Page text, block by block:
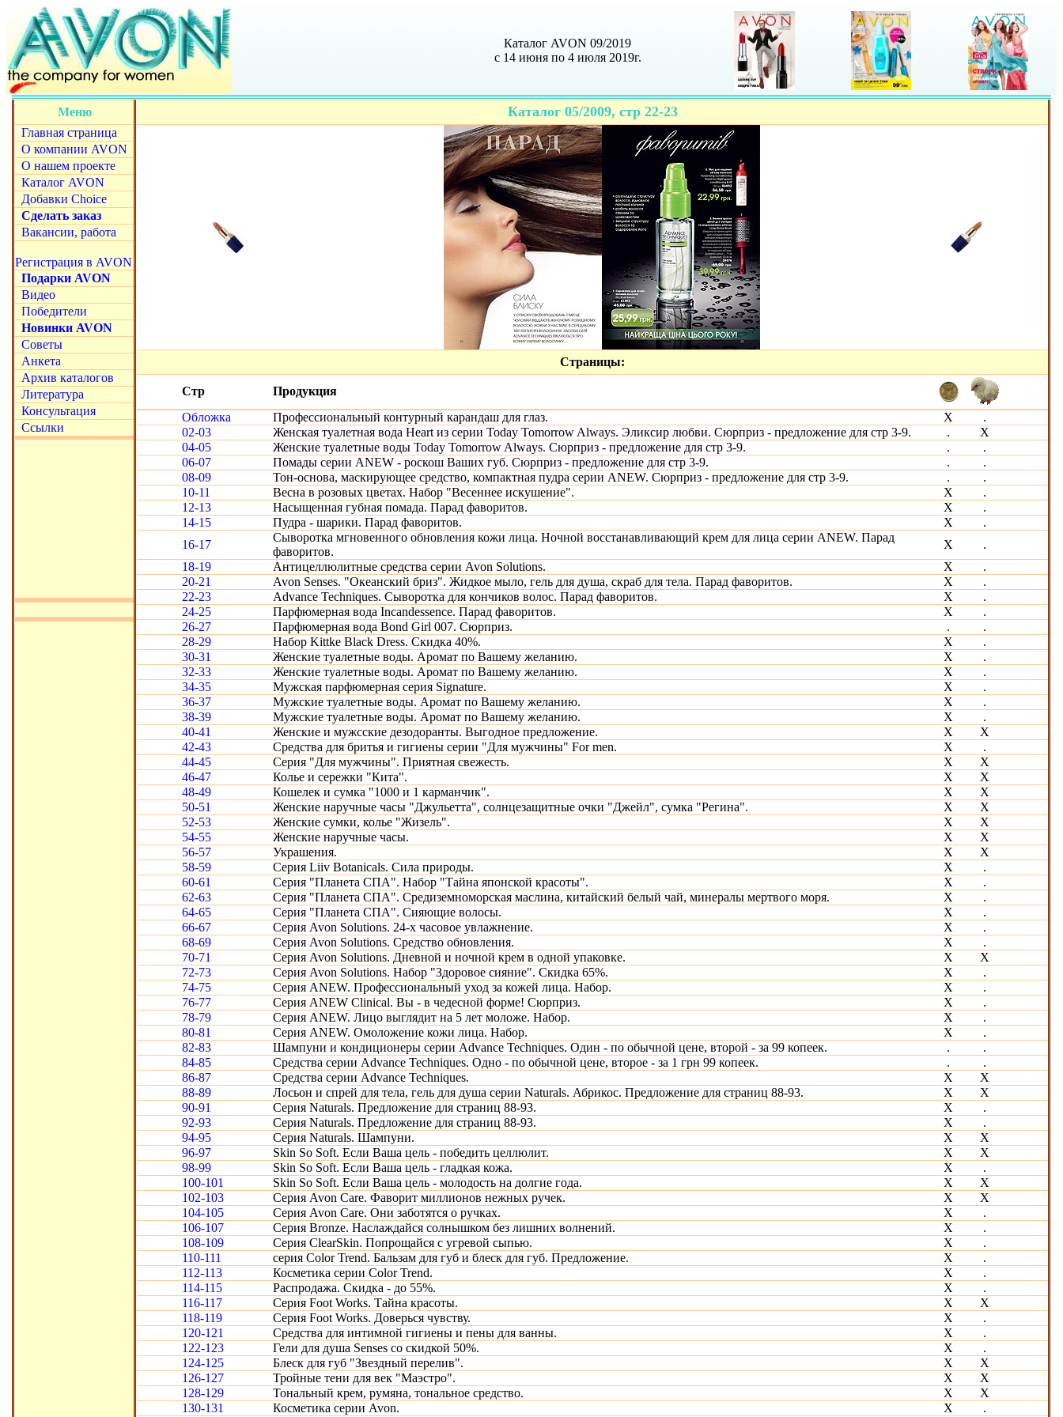
Каталог AVON 09/2019
с 14 июня по 4 июля 2019г.
Меню
Главная страница
О компании AVON
О нашем проекте
Каталог AVON
Добавки Choice
Сделать заказ
Вакансии, работа
Регистрация в AVON
Подарки AVON
Видео
Победители
Новинки AVON
Советы
Анкета
Архив каталогов
Литература
Консультация
Ссылки
Каталог 05/2009, стр 22-23
Страницы:
Стр
Продукция
Обложка
Профессиональный контурный карандаш для глаз. Х
.
02-03
Женская туалетная вода Heart из серии Today Tomorrow Always. Эликсир любви. Сюрприз - предложение для стр 3-9. .
Х
04-05
Женские туалетные воды Today Tomorrow Always. Сюрприз - предложение для стр 3-9. .
.
06-07
Помады серии ANEW - роскош Ваших губ. Сюрприз - предложение для стр 3-9. .
.
08-09
Тон-основа, маскирующее средство, компактная пудра серии ANEW. Сюрприз - предложение для стр 3-9. .
.
10-11
Весна в розовых цветах. Набор "Весеннее искушение". Х
.
12-13
Насыщенная губная помада. Парад фаворитов. Х
.
14-15
Пудра - шарики. Парад фаворитов. Х
.
16-17
Сыворотка мгновенного обновления кожи лица. Ночной восстанавливающий крем для лица серии ANEW. Парад
фаворитов.
Х
.
18-19
Антицеллюлитные средства серии Avon Solutions. Х
.
20-21
Avon Senses. "Океанский бриз". Жидкое мыло, гель для душа, скраб для тела. Парад фаворитов. Х
.
22-23
Advance Techniques. Сыворотка для кончиков волос. Парад фаворитов. Х
.
24-25
Парфюмерная вода Incandessence. Парад фаворитов. Х
.
26-27
Парфюмерная вода Bond Girl 007. Сюрприз. .
.
28-29
Набор Kittke Black Dress. Скидка 40%. X
.
30-31
Женские туалетные воды. Аромат по Вашему желанию. X
.
32-33
Женские туалетные воды. Аромат по Вашему желанию. X
.
34-35
Мужская парфюмерная серия Signature. Х
.
36-37
Мужские туалетные воды. Аромат по Вашему желанию. Х
.
38-39
Мужские туалетные воды. Аромат по Вашему желанию. X
.
40-41
Женские и мужсские дезодоранты. Выгодное предложение. Х
Х
42-43
Средства для бритья и гигиены серии "Для мужчины" For men. Х
.
44-45
Серия "Для мужчины". Приятная свежесть. Х
Х
46-47
Колье и сережки "Кита". X
Х
48-49
Кошелек и сумка "1000 и 1 карманчик". Х
Х
50-51
Женские наручные часы "Джульетта", солнцезащитные очки "Джейл", сумка "Регина". Х
Х
52-53
Женские сумки, колье "Жизель". Х
Х
54-55
Женские наручные часы. Х
Х
56-57
Украшения. Х
Х
58-59
Серия Liiv Botanicals. Сила природы. Х
.
60-61
Серия "Планета СПА". Набор "Тайна японской красоты". Х
.
62-63
Серия "Планета СПА". Средиземноморская маслина, китайский белый чай, минералы мертвого моря. Х
.
64-65
Серия "Планета СПА". Сияющие волосы. Х
.
66-67
Серия Avon Solutions. 24-х часовое увлажнение. Х
.
68-69
Серия Avon Solutions. Средство обновления. Х
.
70-71
Серия Avon Solutions. Дневной и ночной крем в одной упаковке. Х
Х
72-73
Серия Avon Solutions. Набор "Здоровое сияние". Скидка 65%. X
.
74-75
Серия ANEW. Профессиональный уход за кожей лица. Набор. Х
.
76-77
Серия ANEW Clinical. Вы - в чедесной форме! Сюрприз. Х
.
78-79
Серия ANEW. Лицо выглядит на 5 лет моложе. Набор. Х
.
80-81
Серия ANEW. Омоложение кожи лица. Набор. Х
.
82-83
Шампуни и кондиционеры серии Advance Techniques. Один - по обычной цене, второй - за 99 копеек. .
.
84-85
Средства серии Advance Techniques. Одно - по обычной цене, второе - за 1 грн 99 копеек. .
.
86-87
Средства серии Advance Techniques. X
Х
88-89
Лосьон и спрей для тела, гель для душа серии Naturals. Абрикос. Предложение для страниц 88-93. Х
Х
90-91
Серия Naturals. Предложение для страниц 88-93. X
.
92-93
Серия Naturals. Предложение для страниц 88-93. Х
.
94-95
Серия Naturals. Шампуни. X
Х
96-97
Skin So Soft. Если Ваша цель - победить целлюлит. X
Х
98-99
Skin So Soft. Если Ваша цель - гладкая кожа. X
.
100-101
Skin So Soft. Если Ваша цель - молодость на долгие года. X
Х
102-103
Серия Avon Care. Фаворит миллионов нежных ручек. X
Х
104-105
Серия Avon Care. Они заботятся о ручках. X
.
106-107
Серия Bronze. Наслаждайся солнышком без лишних волнений. X
.
108-109
Серия ClearSkin. Попрощайся с угревой сыпью. X
.
110-111
серия Color Trend. Бальзам для губ и блеск для губ. Предложение. X
.
112-113
Косметика серии Color Trend. X
.
114-115
Распродажа. Скидка - до 55%. Х
.
116-117
Серия Foot Works. Тайна красоты. X
Х
118-119
Серия Foot Works. Доверься чувству. X
.
120-121
Средства для интимной гигиены и пены для ванны. X
.
122-123
Гели для душа Senses со скидкой 50%. X
.
124-125
Блеск для губ "Звездный перелив". Х
Х
126-127
Тройные тени для век "Маэстро". Х
Х
128-129
Тональный крем, румяна, тональное средство. Х
Х
130-131
Косметика серии Avon. Х
.